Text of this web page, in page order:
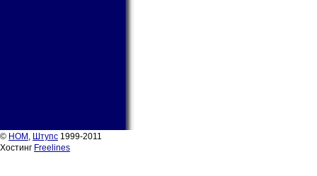
© НОМ , Штупс 1999-2011
Хостинг Freelines